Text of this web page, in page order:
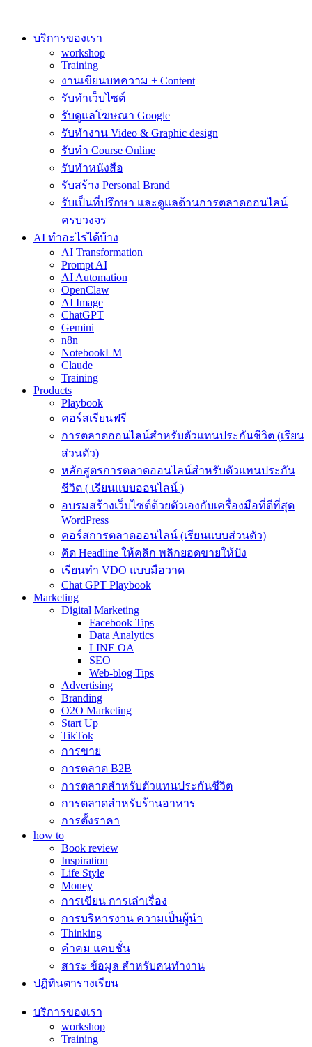
contentบริการของเรา
workshop
Training
งานเขียนบทความ + Content
รับทำเว็บไซต์
รับดูแลโฆษณา Google
รับทำงาน Video & Graphic design
รับทำ Course Online
รับทำหนังสือ
รับสร้าง Personal Brand
รับเป็นที่ปรึกษา และดูแลด้านการตลาดออนไลน์
ครบวงจร
AI ทำอะไรได้บ้าง
AI Transformation
Prompt AI
AI Automation
OpenClaw
AI Image
ChatGPT
Gemini
n8n
NotebookLM
Claude
Training
Products
Playbook
คอร์สเรียนฟรี
การตลาดออนไลน์สำหรับตัวแทนประกันชีวิต (เรียน
ส่วนตัว)
หลักสูตรการตลาดออนไลน์สำหรับตัวแทนประกัน
ชีวิต ( เรียนแบบออนไลน์ )
อบรมสร้างเว็บไซต์ด้วยตัวเองกับเครื่องมือที่ดีที่สุด
WordPress
คอร์สการตลาดออนไลน์ (เรียนแบบส่วนตัว)
คิด Headline ให้คลิก พลิกยอดขายให้ปัง
เรียนทำ VDO แบบมือวาด
Chat GPT Playbook
Marketing
Digital Marketing
Facebook Tips
Data Analytics
LINE OA
SEO
Web-blog Tips
Advertising
Branding
O2O Marketing
Start Up
TikTok
การขาย
การตลาด B2B
การตลาดสำหรับตัวแทนประกันชีวิต
การตลาดสำหรับร้านอาหาร
การตั้งราคา
how to
Book review
Inspiration
Life Style
Money
การเขียน การเล่าเรื่อง
การบริหารงาน ความเป็นผู้นำ
Thinking
คำคม แคบชั่น
สาระ ข้อมูล สำหรับคนทำงาน
ปฏิทินตารางเรียน
บริการของเรา
workshop
Training